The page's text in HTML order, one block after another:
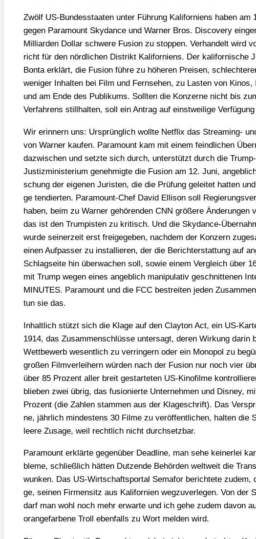
Zwölf US-Bun­des­staa­ten unter Füh­rung Kali­for­ni­ens haben am
gegen Para­mount Sky­dance und War­ner Bros. Dis­co­very
Mil­li­ar­den Dol­lar schwe­re Fusi­on zu stop­pen. Ver­han­delt wird
richt für den nörd­li­chen Distrikt Kali­for­ni­ens. Der kali­for­ni­sche
Bon­ta erklärt, die Fusi­on füh­re zu höhe­ren Prei­sen,
weni­ger Inhal­ten bei Film und Fern­se­hen, zu Las­ten von Kinos,
und am Ende des Publi­kums. Soll­ten die Kon­zer­ne nicht bis
Ver­fah­rens still­hal­ten, soll ein Antrag auf einst­wei­li­ge
Wir erin­nern uns: Ursprüng­lich woll­te Net­flix das Strea­ming-
von War­ner kau­fen. Para­mount kam mit einem feind­li­chen
dazwi­schen und setz­te sich durch, unter­stützt durch die
Jus­tiz­mi­nis­te­ri­um geneh­mig­te die Fusi­on am 12. Juni,
schung der eige­nen Juris­ten, die die Prü­fung gelei­tet hat­ten
ge ten­dier­ten. Para­mount-Chef David Elli­son soll
haben, beim zu War­ner gehö­ren­den CNN grö­ße­re Ände­run­gen
das ist den Trum­pis­ten zu kri­tisch. Und die Sky­dance-
wur­de sei­ner­zeit erst frei­ge­ge­ben, nach­dem der Kon­zern
einen Auf­pas­ser zu instal­lie­ren, der die Bericht­erstat­tung auf
Schlag­sei­te hin über­wa­chen soll, sowie einem Ver­gleich über
mit Trump wegen eines angeb­lich mani­pu­la­tiv geschnit­te­nen
MINUTES. Para­mount und die FCC bestrei­ten jeden
tun sie das.
Inhalt­lich stützt sich die Kla­ge auf den Clay­ton Act, ein US-
1914, das Zusam­men­schlüs­se unter­sagt, deren Wir­kung dar­in
Wett­be­werb wesent­lich zu ver­rin­gern oder ein Mono­pol zu
gro­ßen Film­ver­lei­hern wür­den nach der Fusi­on nur noch vier
über 85 Pro­zent aller breit gestar­te­ten US-Kino­fil­me
blie­ben zwei übrig, das fusio­nier­te Unter­neh­men und Dis­ney,
Pro­zent (die Zah­len stam­men aus der Kla­ge­schrift). Das
ne, jähr­lich min­des­tens 30 Fil­me zu ver­öf­fent­li­chen, hal­ten die
lee­re Zusa­ge, weil recht­lich nicht durch­setz­bar.
Para­mount erklär­te gegen­über Dead­line, man sehe kei­ner­lei
ble­me, schließ­lich hät­ten Dut­zen­de Behör­den welt­weit die
wun­ken. Das US-Wirt­schafts­por­tal Sema­for berich­te­te zudem,
ge, sei­nen Fir­men­sitz aus Kali­for­ni­en weg­zu­ver­le­gen. Von der
darf man wohl noch mehr erwar­te und ich gehe zudem davon
oran­ge­far­be­ne Troll eben­falls zu Wort mel­den wird.